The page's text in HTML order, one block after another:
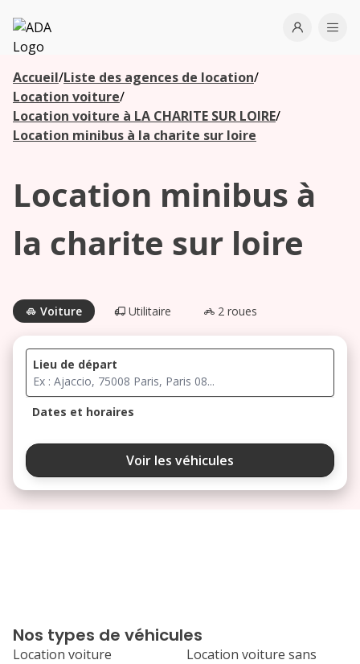
ADA
Open
Accueil/Liste des agences de location/
Location voiture/
Location voiture à LA CHARITE SUR LOIRE/
Location minibus à la charite sur loire
Location minibus à
la charite sur loire
Voiture Utilitaire 2 roues
Lieu de départ
Dates et horaires
août 2026
ma me
24 25 26
Voir les véhicules
Nos types de véhicules
Location voiture
Location voiture sans
Les
agences à
proximité
Commencez
votre
recherche
pour voir les